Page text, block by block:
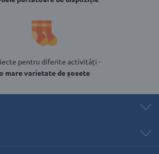
pentru diferite activități -
mare varietate de șosete